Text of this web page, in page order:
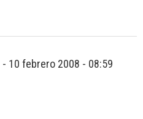
- 10 febrero 2008 - 08:59